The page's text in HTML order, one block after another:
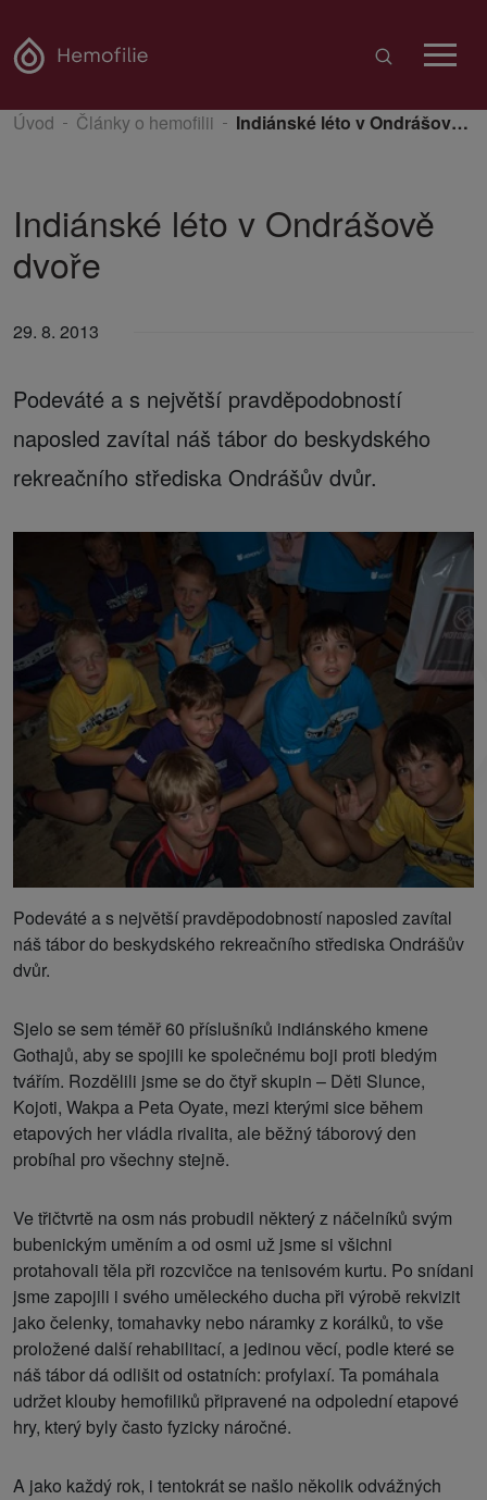
Úvod Články o hemofilii Indiánské léto v Ondrášově dvoře
Indiánské léto v Ondrášově
dvoře
29. 8. 2013
Podeváté a s největší pravděpodobností
naposled zavítal náš tábor do beskydského
rekreačního střediska Ondrášův dvůr.
Podeváté a s největší pravděpodobností naposled zavítal
náš tábor do beskydského rekreačního střediska Ondrášův
dvůr.
Sjelo se sem téměř 60 příslušníků indiánského kmene
Gothajů, aby se spojili ke společnému boji proti bledým
tvářím. Rozdělili jsme se do čtyř skupin – Děti Slunce,
Kojoti, Wakpa a Peta Oyate, mezi kterými sice během
etapových her vládla rivalita, ale běžný táborový den
probíhal pro všechny stejně.
Ve třičtvrtě na osm nás probudil některý z náčelníků svým
bubenickým uměním a od osmi už jsme si všichni
protahovali těla při rozcvičce na tenisovém kurtu. Po snídani
jsme zapojili i svého uměleckého ducha při výrobě rekvizit
jako čelenky, tomahavky nebo náramky z korálků, to vše
proložené další rehabilitací, a jedinou věcí, podle které se
náš tábor dá odlišit od ostatních: profylaxí. Ta pomáhala
udržet klouby hemofiliků připravené na odpolední etapové
hry, který byly často fyzicky náročné.
A jako každý rok, i tentokrát se našlo několik odvážných